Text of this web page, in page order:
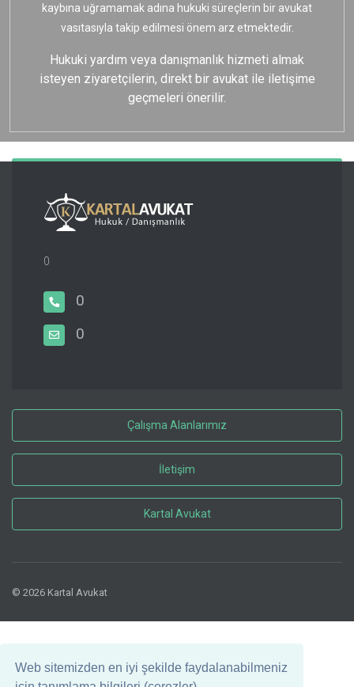
Web sitemizden en iyi şekilde faydalanabilmeniz
kaybına uğramamak adına hukuki süreçlerin bir avukat
vasıtasıyla takip edilmesi önem arz etmektedir.
Hukuki yardım veya danışmanlık hizmeti almak
isteyen ziyaretçilerin, direkt bir avukat ile iletişime
geçmeleri önerilir.
0
0
0
Çalışma Alanlarımız
İletişim
Kartal Avukat
© 2026 Kartal Avukat